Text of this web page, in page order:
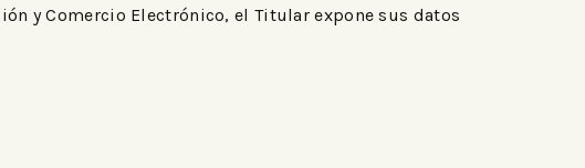
y Comercio Electrónico, el Titular expone sus datos